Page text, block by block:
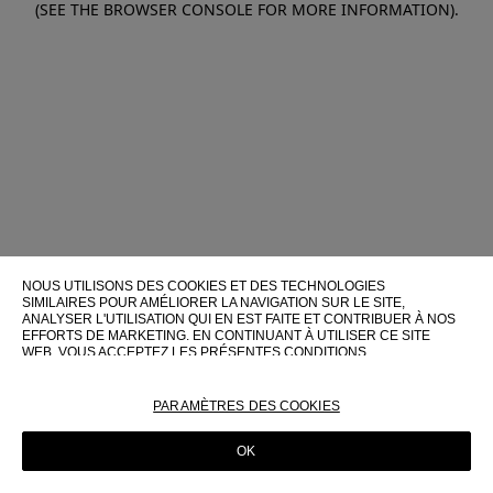
(SEE THE BROWSER CONSOLE FOR MORE INFORMATION).
NOUS UTILISONS DES COOKIES ET DES TECHNOLOGIES
SIMILAIRES POUR AMÉLIORER LA NAVIGATION SUR LE SITE,
ANALYSER L'UTILISATION QUI EN EST FAITE ET CONTRIBUER À NOS
EFFORTS DE MARKETING. EN CONTINUANT À UTILISER CE SITE
WEB, VOUS ACCEPTEZ LES PRÉSENTES CONDITIONS
POUR PLUS D'INFORMATIONS SUR CES TECHNOLOGIES ET LEUR
POLITIQUE EN MATIÈRE DE COOKIES
PARAMÈTRES DES COOKIES
OK